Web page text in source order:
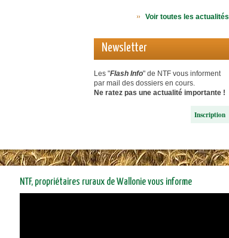
Voir toutes les actualités
Newsletter
Les "Flash Info" de NTF vous informent
par mail des dossiers en cours.
Ne ratez pas une actualité importante !
Inscription
NTF, propriétaires ruraux de Wallonie vous informe